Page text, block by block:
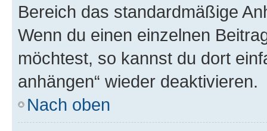
Bereich das standardmäßige
Wenn du einen einzelnen
möchtest, so kannst du dort
anhängen“ wieder deaktivieren.
Nach oben